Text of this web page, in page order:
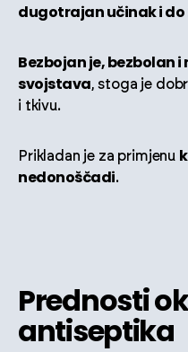
dugotrajan učinak i do
Bezbojan je, bezbolan
svojstava, stoga je
i tkivu.
Prikladan je za primjenu
nedonoščadi.
Prednosti
antiseptika